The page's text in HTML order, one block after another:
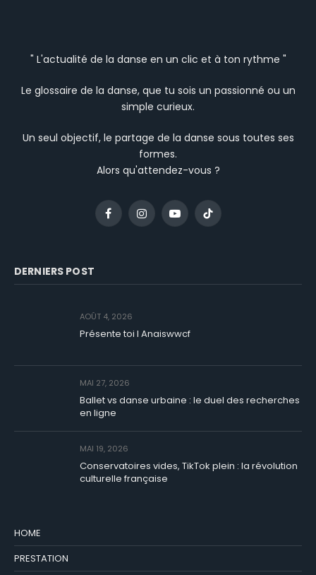
" L'actualité de la danse en un clic et à ton rythme "
Le glossaire de la danse, que tu sois un passionné ou un
simple curieux.
Un seul objectif, le partage de la danse sous toutes ses
formes.
Alors qu'attendez-vous ?
FacebookInstagramYouTubeTikTok
DERNIERS POST
AOÛT 4, 2026
Présente toi I Anaiswwcf
MAI 27, 2026
Ballet vs danse urbaine : le duel des recherches
en ligne
MAI 19, 2026
Conservatoires vides, TikTok plein : la révolution
culturelle française
HOME
PRESTATION